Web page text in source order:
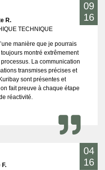
09
16
R.
TECHNIQUE
manière que je pourrais
montré extrêmement
La communication
transmises précises et
sont présentes et
fait preuve à chaque étape
réactivité.
04
16
F.